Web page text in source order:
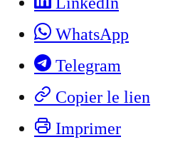
WhatsApp
Telegram
Copier le lien
Imprimer